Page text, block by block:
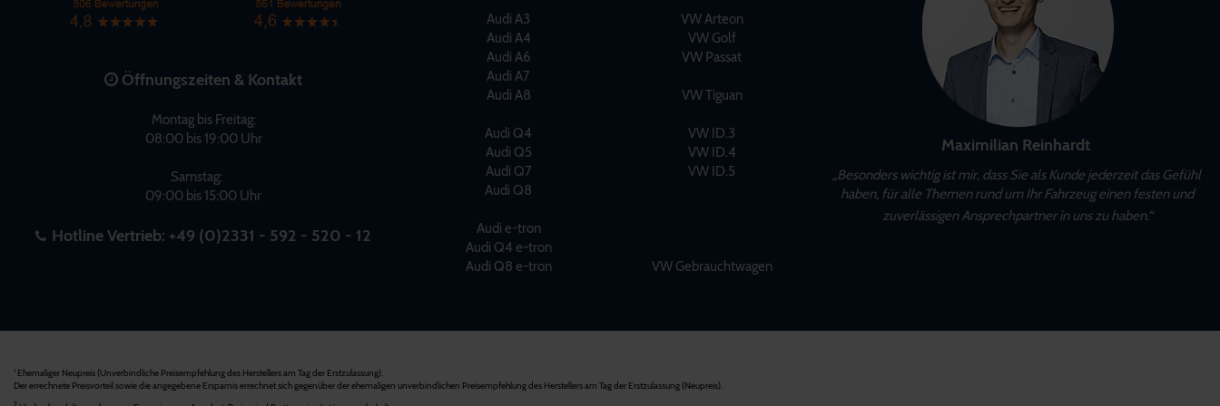
Öffnungszeiten & Kontakt
Montag bis Freitag:
08:00 bis 19:00 Uhr
Samstag:
09:00 bis 15:00 Uhr
Hotline Vertrieb: +49 (0)2331 - 592 - 520 - 12
Audi A3
Audi A4
Audi A6
Audi A7
Audi A8
Audi Q4
Audi Q5
Audi Q7
Audi Q8
Audi e-tron
Audi Q4 e-tron
Audi Q8 e-tron
VW Arteon
VW Golf
VW Passat
VW Tiguan
VW ID.3
VW ID.4
VW ID.5
VW Gebrauchtwagen
Maximilian Reinhardt
„Besonders wichtig ist mir, dass Sie als Kunde jederzeit das Gefühl
haben, für alle Themen rund um Ihr Fahrzeug einen festen und
zuverlässigen Ansprechpartner in uns zu haben.“
1 Ehemaliger Neupreis (Unverbindliche Preisempfehlung des Herstellers am Tag der Erstzulassung).
Der errechnete Preisvorteil sowie die angegebene Ersparnis errechnet sich gegenüber der ehemaligen unverbindlichen Preisempfehlung des Herstellers am Tag der Erstzulassung (Neupreis).